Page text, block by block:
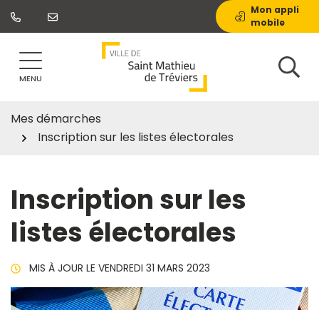
Aller
Mon appli
mobile
MENU
Mes démarches
Inscription sur les listes électorales
Inscription sur les
listes électorales
MIS À JOUR LE VENDREDI 31 MARS 2023